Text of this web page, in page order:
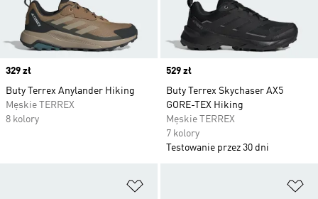
Price
329 zł
Buty Terrex Anylander Hiking
Męskie TERREX
8 kolory
Price
529 zł
Buty Terrex Skychaser AX5
GORE-TEX Hiking
Męskie TERREX
7 kolory
Testowanie przez 30 dni